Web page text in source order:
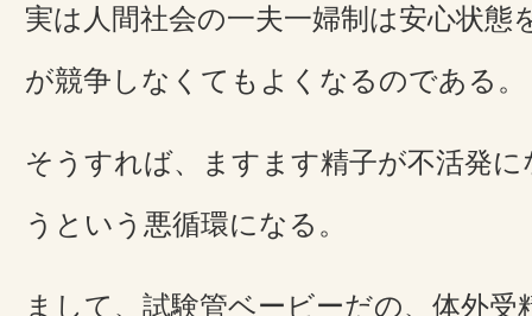
実は人間社会の一夫一婦制は安心状態
が競争しなくてもよくなるのである。
そうすれば、ますます精子が不活発
うという悪循環になる。
まして、試験管ベービーだの、体外受